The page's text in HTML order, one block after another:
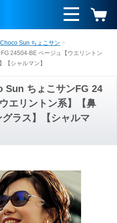
Sun ちょこサン
24504-BE ベージュ【ウエリントン
【シャルマン】
ちょこサンFG 24
エリントン系】【鼻
ラス】【シャルマ